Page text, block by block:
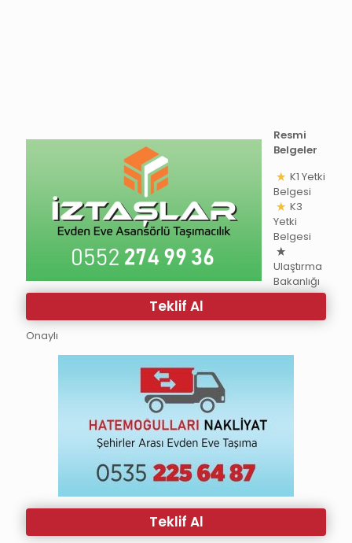
Teklif Al
Resmi
Belgeler
K1 Yetki
Belgesi
K3
Yetki
Belgesi
Ulaştırma
Bakanlığı
Onaylı
Teklif Al